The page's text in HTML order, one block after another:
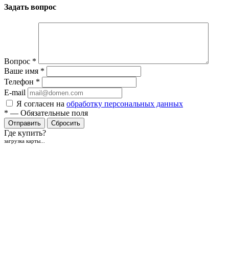
Задать вопрос
Вопрос *
Ваше имя *
Телефон *
E-mail
Я согласен на обработку персональных данных
* — Обязательные поля
Отправить Сбросить
Где купить?
загрузка карты...